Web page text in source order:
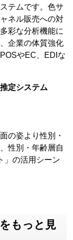
テムです。色サ
ネル販売への対
彩な分析機能に
企業の体質強化
やEC、EDIな
定システム
の姿より性別・
性別・年齢層自
」の活用シーン
もっと見